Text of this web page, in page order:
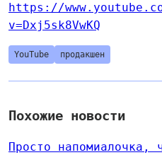
https://
v=Dxj5sk8VwKQ
YouTube продакшен
Похожие новости
Просто напомиалочка,